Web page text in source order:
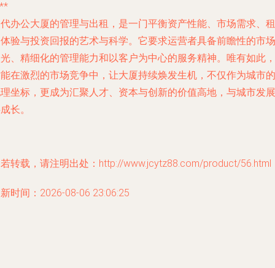
办公大厦的管理与出租，是一门平衡资产性能、市场需求、租
验与投资回报的艺术与科学。它要求运营者具备前瞻性的市场
、精细化的管理能力和以客户为中心的服务精神。唯有如此，
在激烈的市场竞争中，让大厦持续焕发生机，不仅作为城市的
坐标，更成为汇聚人才、资本与创新的价值高地，与城市发展
长。
转载，请注明出处：http://www.jcytz88.com/product/56.html
时间：2026-08-06 23:06:25